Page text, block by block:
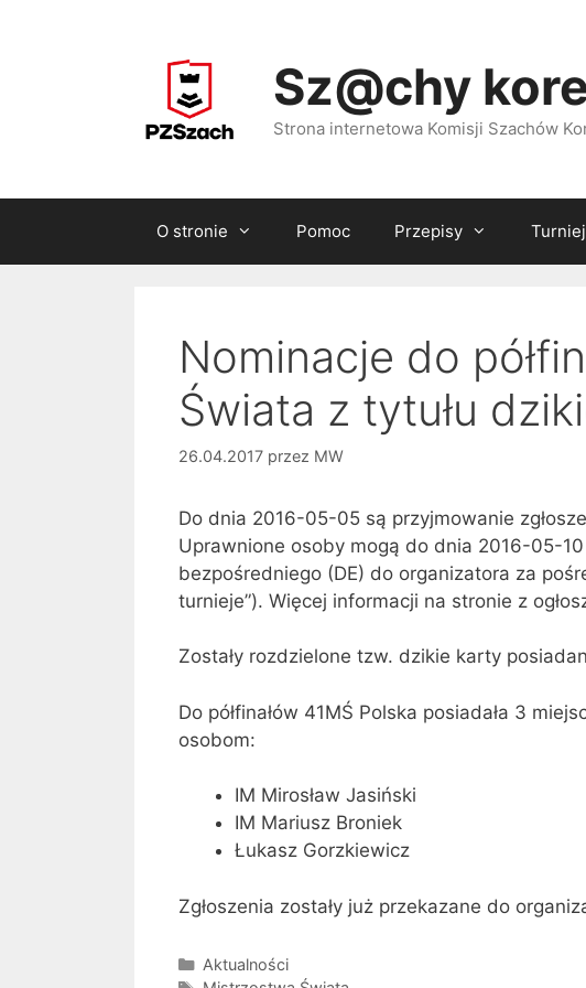
Sz@chy
Strona internetowa Komisji Szachów
O stronie Pomoc Przepisy
Nominacje do
Świata z tytułu
26.04.2017 przez MW
Do dnia 2016-05-05 są przyjmowanie
Uprawnione osoby mogą do dnia 2016-05-
bezpośredniego (DE) do organizatora za
turnieje”). Więcej informacji na stronie z
Zostały rozdzielone tzw. dzikie karty
Do półfinałów 41MŚ Polska posiadała 3
osobom:
IM Mirosław Jasiński
IM Mariusz Broniek
Łukasz Gorzkiewicz
Zgłoszenia zostały już przekazane do
Kategorie
Aktualności